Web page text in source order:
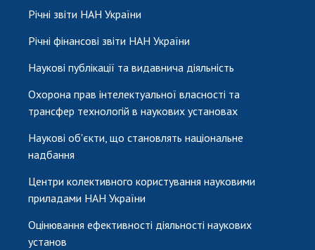
Річні звіти НАН України
Річні фінансові звіти НАН України
Наукові публікації та видавнича діяльність
Охорона прав інтелектуальної власності та
трансфер технологій в наукових установах
Наукові об'єкти, що становлять національне
надбання
Центри колективного користування науковими
приладами НАН України
Оцінювання ефективності діяльності наукових
установ